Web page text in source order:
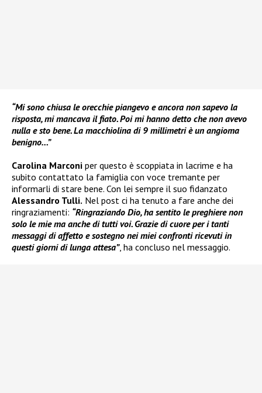
“Mi sono chiusa le orecchie piangevo e ancora non sapevo la
risposta, mi mancava il fiato. Poi mi hanno detto che non avevo
nulla e sto bene. La macchiolina di 9 millimetri è un angioma
benigno…”
Carolina Marconi per questo è scoppiata in lacrime e ha
subito contattato la famiglia con voce tremante per
informarli di stare bene. Con lei sempre il suo fidanzato
Alessandro Tulli. Nel post ci ha tenuto a fare anche dei
ringraziamenti: “Ringraziando Dio, ha sentito le preghiere non
solo le mie ma anche di tutti voi. Grazie di cuore per i tanti
messaggi di affetto e sostegno nei miei confronti ricevuti in
questi giorni di lunga attesa”, ha concluso nel messaggio.